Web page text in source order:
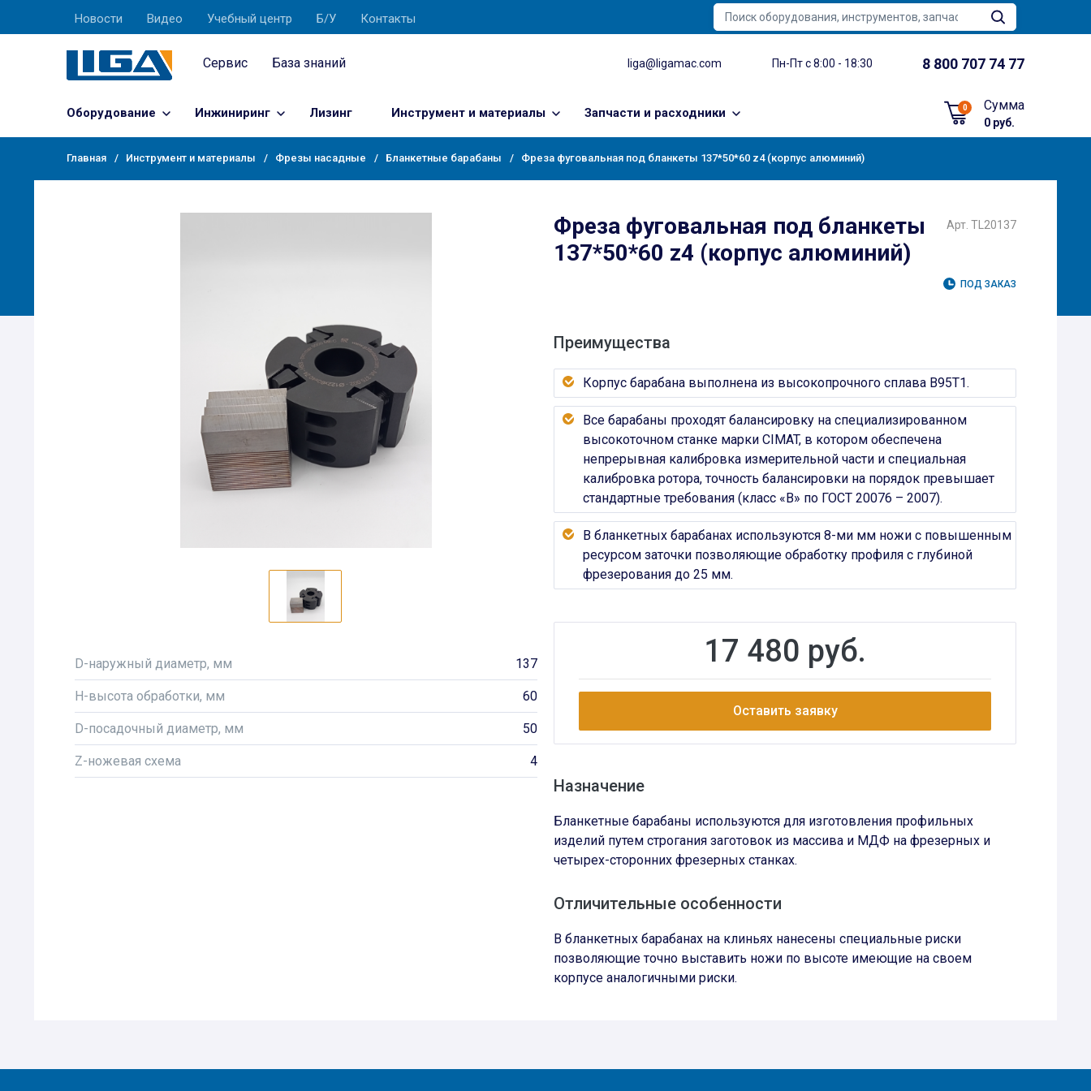
Новости Видео Учебный центр Б/У Контакты
Сервис База знаний liga@ligamac.com Пн-Пт с 8:00 - 18:30 8 800 707 74 77
Оборудование Инжиниринг Лизинг Инструмент и материалы Запчасти и расходники 0 Сумма
0 руб.
Главная Инструмент и материалы Фрезы насадные Бланкетные барабаны Фреза фуговальная под бланкеты 137*50*60 z4 (корпус алюминий)
D-наружный диаметр, мм 137
H-высота обработки, мм 60
D-посадочный диаметр, мм 50
Z-ножевая схема 4
Фреза фуговальная под бланкеты
137*50*60 z4 (корпус алюминий)
Арт. TL20137
ПОД ЗАКАЗ
Преимущества
Корпус барабана выполнена из высокопрочного сплава В95Т1.
Все барабаны проходят балансировку на специализированном
высокоточном станке марки CIMAT, в котором обеспечена
непрерывная калибровка измерительной части и специальная
калибровка ротора, точность балансировки на порядок превышает
стандартные требования (класс «В» по ГОСТ 20076 – 2007).
В бланкетных барабанах используются 8-ми мм ножи с повышенным
ресурсом заточки позволяющие обработку профиля с глубиной
фрезерования до 25 мм.
17 480 руб.
Оставить заявку
Назначение
Бланкетные барабаны используются для изготовления профильных
изделий путем строгания заготовок из массива и МДФ на фрезерных и
четырех-сторонних фрезерных станках.
Отличительные особенности
В бланкетных барабанах на клиньях нанесены специальные риски
позволяющие точно выставить ножи по высоте имеющие на своем
корпусе аналогичными риски.